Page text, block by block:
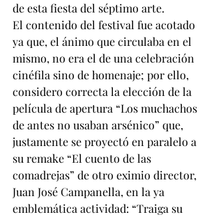
de esta fiesta del séptimo arte.
El contenido del festival fue acotado
ya que, el ánimo que circulaba en el
mismo, no era el de una celebración
cinéfila sino de homenaje; por ello,
considero correcta la elección de la
película de apertura “Los muchachos
de antes no usaban arsénico” que,
justamente se proyectó en paralelo a
su remake “El cuento de las
comadrejas” de otro eximio director,
Juan José Campanella, en la ya
emblemática actividad: “Traiga su